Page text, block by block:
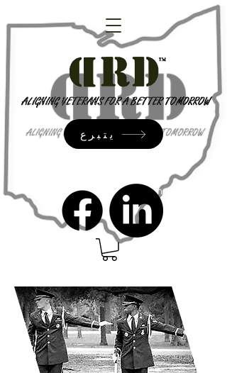
admin@dressrightdressinc.org
يتبرع